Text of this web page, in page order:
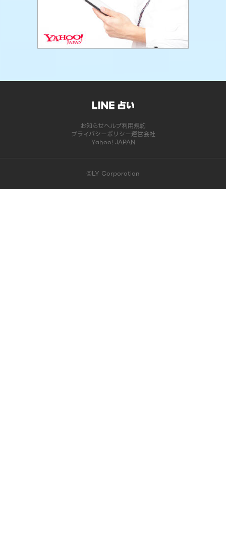
お知らせヘルプ利用規約
プライバシーポリシー運営会社
Yahoo! JAPAN
©LY Corporation
このコンテンツは掲載が終了しました | LINE占い